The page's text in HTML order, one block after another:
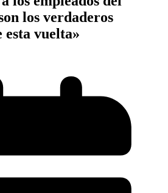
los verdaderos
esta vuelta»